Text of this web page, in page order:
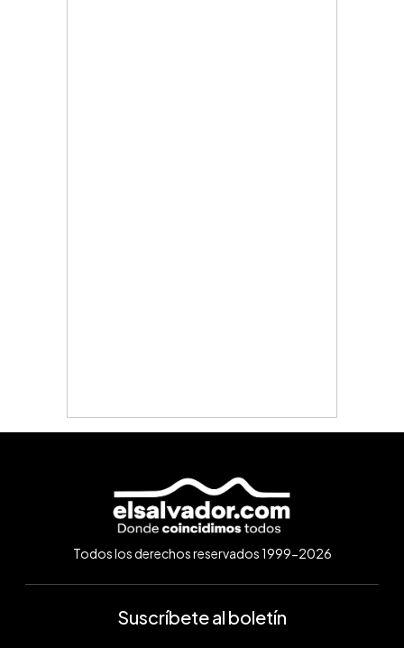
Todos los derechos reservados 1999-2026
Suscríbete al boletín